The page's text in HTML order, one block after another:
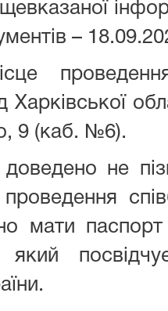
–
проведення
Харківської
9 (каб. №6).
доведено не
мати
який